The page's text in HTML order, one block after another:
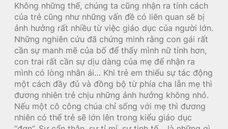
Không những thế, chúng ta cũng nhận ra tính cách
của trẻ cũng như những vấn đề có liên quan sẽ bị
ảnh hưởng rất nhiều từ việc giáo dục của người lớn.
Những nghiên cứu đã chứng minh rằng con gái rất
cần sự manh mẽ của bố để thấy mình nữ tính hơn,
con trai rất cần sự dịu dàng của mẹ để nhận ra
mình có lòng nhân ái… Khi trẻ em thiếu sự tác động
một cách đầy đủ và đồng bộ từ phía cha lẫn mẹ thì
đương nhiên trẻ chịu những ảnh hưởng không nhỏ.
Nếu một cô công chúa chỉ sống với mẹ thì đương
nhiên có thể trẻ sẽ lớn lên trong kiểu giáo dục